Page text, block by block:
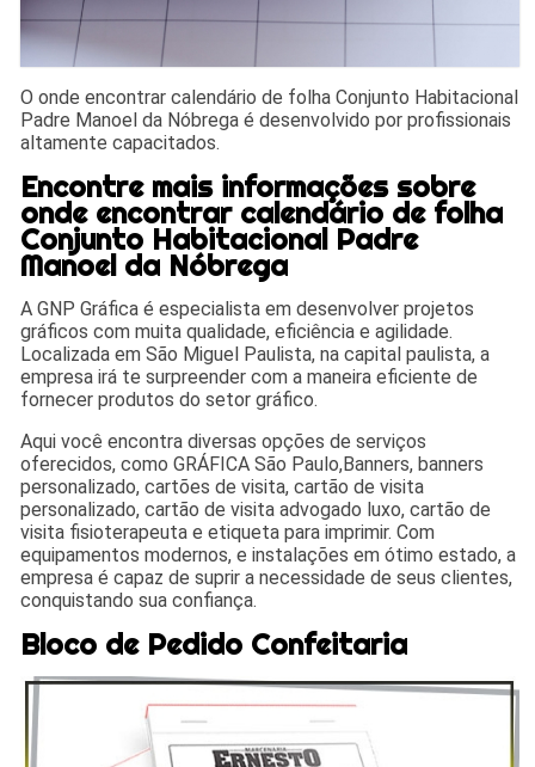
O onde encontrar calendário de folha Conjunto Habitacional
Padre Manoel da Nóbrega é desenvolvido por profissionais
altamente capacitados.
Encontre mais informações sobre
onde encontrar calendário de folha
Conjunto Habitacional Padre
Manoel da Nóbrega
A GNP Gráfica é especialista em desenvolver projetos
gráficos com muita qualidade, eficiência e agilidade.
Localizada em São Miguel Paulista, na capital paulista, a
empresa irá te surpreender com a maneira eficiente de
fornecer produtos do setor gráfico.
Aqui você encontra diversas opções de serviços
oferecidos, como GRÁFICA São Paulo,Banners, banners
personalizado, cartões de visita, cartão de visita
personalizado, cartão de visita advogado luxo, cartão de
visita fisioterapeuta e etiqueta para imprimir. Com
equipamentos modernos, e instalações em ótimo estado, a
empresa é capaz de suprir a necessidade de seus clientes,
conquistando sua confiança.
Bloco de Pedido Confeitaria